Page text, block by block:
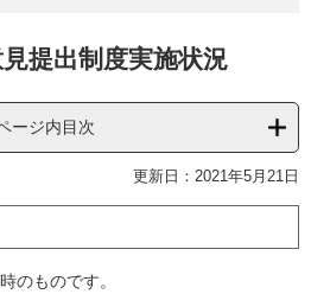
提出制度実施状況
ージ内目次
更新日：2021年5月21日
のものです。